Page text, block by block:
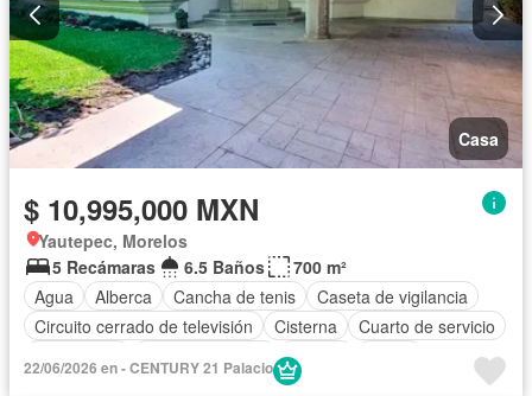
Casa
$ 10,995,000 MXN
Yautepec, Morelos
5 Recámaras
6.5 Baños
700 m²
Agua
Alberca Cancha de tenis
Caseta de vigilancia
Circuito cerrado de televisión
Cisterna
Cuarto de servicio
Jacuzzi
Zonas verdes
22/06/2026 en - CENTURY 21 Palacio